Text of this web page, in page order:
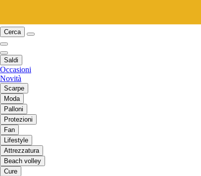
Cerca
Saldi
Occasioni
Novità
Scarpe
Moda
Palloni
Protezioni
Fan
Lifestyle
Attrezzatura
Beach volley
Cure